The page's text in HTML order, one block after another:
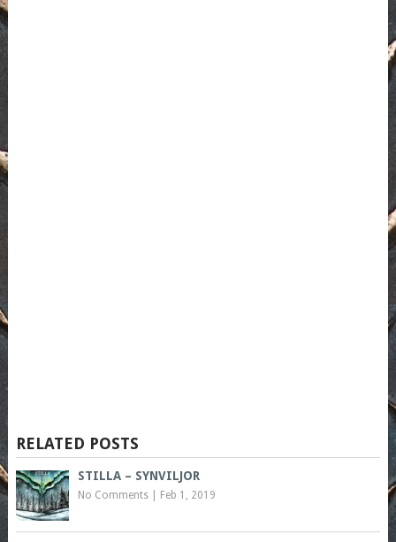
RELATED POSTS
STILLA – SYNVILJOR
No Comments| Feb 1, 2019